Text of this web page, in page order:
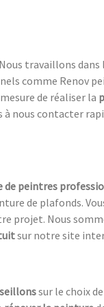
travaillons dans
comme Renov
de réaliser la
à nous contacter
de peintres
de plafonds.
projet. Nous
sur notre site
sur le choix